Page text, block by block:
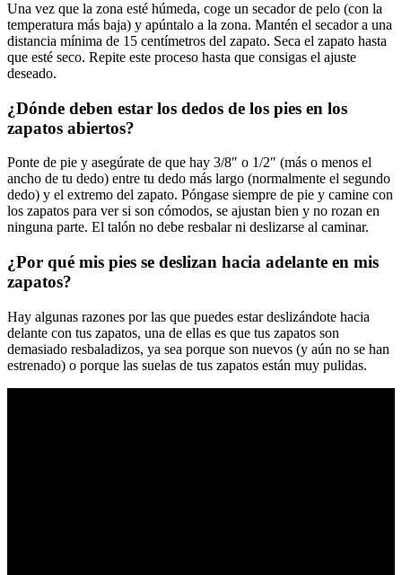
Una vez que la zona esté húmeda, coge un secador de pelo (con la
temperatura más baja) y apúntalo a la zona. Mantén el secador a una
distancia mínima de 15 centímetros del zapato. Seca el zapato hasta
que esté seco. Repite este proceso hasta que consigas el ajuste
deseado.
¿Dónde deben estar los dedos de los pies en los
zapatos abiertos?
Ponte de pie y asegúrate de que hay 3/8″ o 1/2″ (más o menos el
ancho de tu dedo) entre tu dedo más largo (normalmente el segundo
dedo) y el extremo del zapato. Póngase siempre de pie y camine con
los zapatos para ver si son cómodos, se ajustan bien y no rozan en
ninguna parte. El talón no debe resbalar ni deslizarse al caminar.
¿Por qué mis pies se deslizan hacia adelante en mis
zapatos?
Hay algunas razones por las que puedes estar deslizándote hacia
delante con tus zapatos, una de ellas es que tus zapatos son
demasiado resbaladizos, ya sea porque son nuevos (y aún no se han
estrenado) o porque las suelas de tus zapatos están muy pulidas.